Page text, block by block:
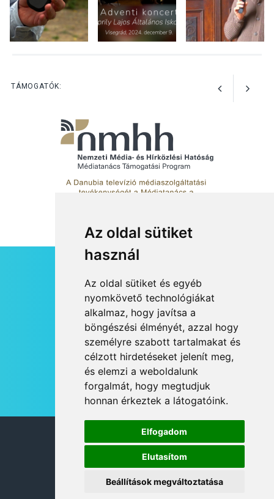
Az oldal sütiket
használ
Az oldal sütiket és egyéb
nyomkövető technológiákat
alkalmaz, hogy javítsa a
böngészési élményét, azzal hogy
személyre szabott tartalmakat és
célzott hirdetéseket jelenít meg,
és elemzi a weboldalunk
forgalmát, hogy megtudjuk
honnan érkeztek a látogatóink.
Elfogadom
Elutasítom
Beállítások megváltoztatása
KULTÚRA 2026 AUG 05
TÁMOGATÓK:
RSS
JOGI NYILATKOZAT
KAPCSOLAT
OLDALTÉRKÉP
IMPRESSZUM
HÍR BEKÜLDÉSE
© 2026 DANUBIA TV